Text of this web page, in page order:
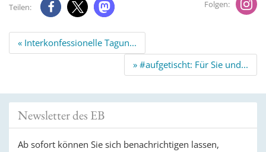
Teilen: Folgen:
Beitrags
Navigation
« Interkonfessionelle Tagun...
» #aufgetischt: Für Sie und...
Newsletter des EB
Ab sofort können Sie sich benachrichtigen lassen,